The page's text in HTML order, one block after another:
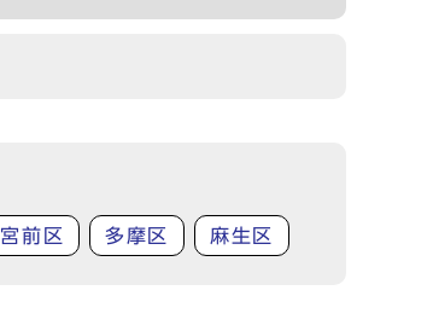
宮前区 多摩区 麻生区